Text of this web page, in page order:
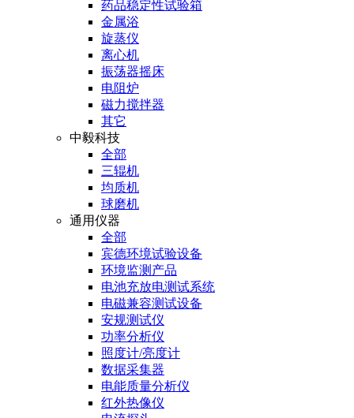
药品稳定性试验箱
金属浴
旋蒸仪
离心机
振荡器摇床
电阻炉
磁力搅拌器
其它
中毅科技
全部
三辊机
均质机
球磨机
通用仪器
全部
宾德环境试验设备
环境监测产品
电池充放电测试系统
电磁兼容测试设备
安规测试仪
功率分析仪
照度计/亮度计
数据采集器
电能质量分析仪
红外热像仪